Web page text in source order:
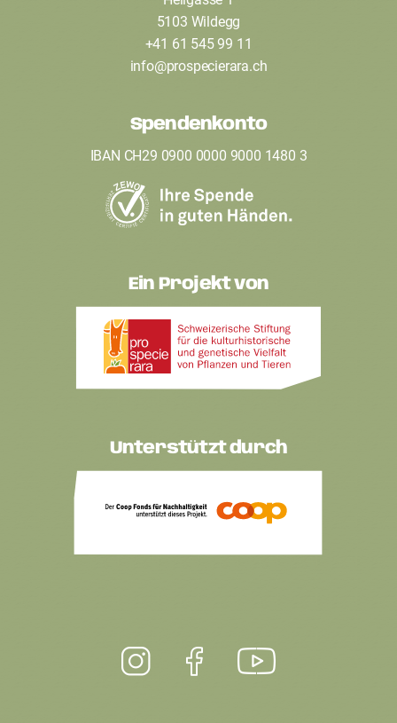
5103 Wildegg
+41 61 545 99 11
info@prospecierara.ch
Spendenkonto
IBAN CH29 0900 0000 9000 1480 3
Ein Projekt von
Unterstützt durch